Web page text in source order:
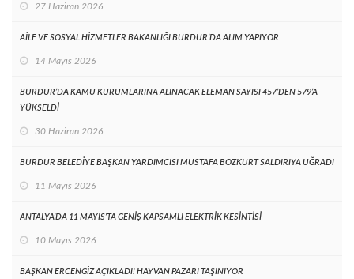
27 Haziran 2026
AİLE VE SOSYAL HİZMETLER BAKANLIĞI BURDUR’DA ALIM YAPIYOR
14 Mayıs 2026
BURDUR’DA KAMU KURUMLARINA ALINACAK ELEMAN SAYISI 457’DEN 579’A
YÜKSELDİ
30 Haziran 2026
BURDUR BELEDİYE BAŞKAN YARDIMCISI MUSTAFA BOZKURT SALDIRIYA UĞRADI
11 Mayıs 2026
ANTALYA’DA 11 MAYIS’TA GENİŞ KAPSAMLI ELEKTRİK KESİNTİSİ
10 Mayıs 2026
BAŞKAN ERCENGİZ AÇIKLADI! HAYVAN PAZARI TAŞINIYOR